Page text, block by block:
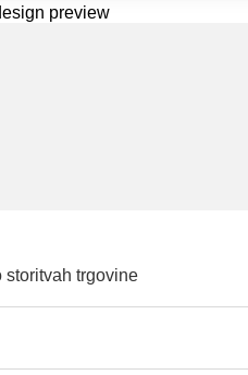
storitvah trgovine